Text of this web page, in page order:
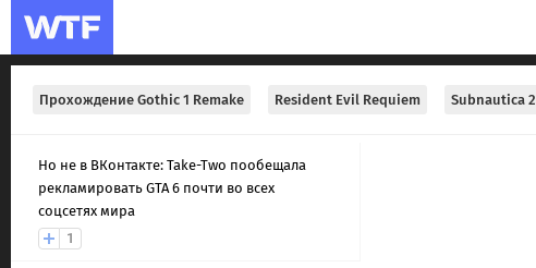
Прохождение Gothic 1 Remake Resident Evil Requiem Subnautica 2
Но не в ВКонтакте: Take-Two пообещала
рекламировать GTA 6 почти во всех
соцсетях мира
1